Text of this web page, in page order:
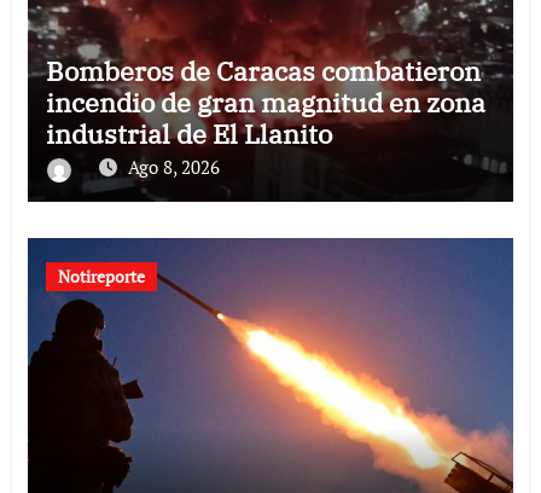
Bomberos de Caracas combatieron
incendio de gran magnitud en zona
industrial de El Llanito
Ago 8, 2026
Notireporte